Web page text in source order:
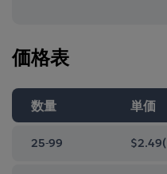
価格表
数量 単価
25-99 $2.49(